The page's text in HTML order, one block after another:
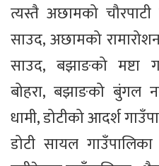
त्यस्तै अछामको
साउद, अछामको
साउद, बझाङको मष्टा
बोहरा, बझाङको बुंगल
धामी, डोटीको आदर्श
डोटी सायल